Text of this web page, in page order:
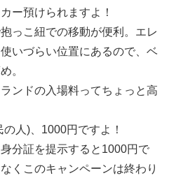
ー預けられますよ！
っこ紐での移動が便利。エレ
いづらい位置にあるので、ベ
。
ンドの入場料ってちょっと高
人)、1000円ですよ！
分証を提示すると1000円で
くこのキャンペーンは終わり